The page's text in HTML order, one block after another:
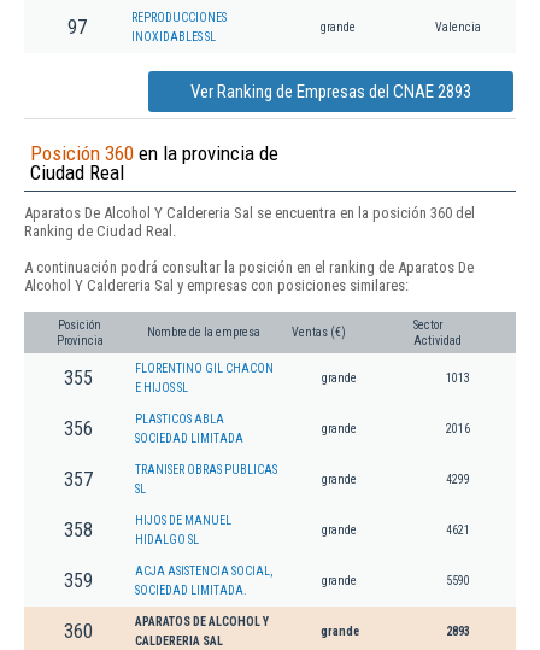
97
REPRODUCCIONES
INOXIDABLES SL
grande Valencia
Ver Ranking de Empresas del CNAE 2893
Posición 360 en la provincia de
Ciudad Real
Aparatos De Alcohol Y Caldereria Sal se encuentra en la posición 360 del
Ranking de Ciudad Real.
A continuación podrá consultar la posición en el ranking de Aparatos De
Alcohol Y Caldereria Sal y empresas con posiciones similares:
Posición
Provincia
Nombre de la empresa Ventas (€)
Sector
Actividad
355
FLORENTINO GIL CHACON
E HIJOS SL
grande 1013
356
PLASTICOS ABLA
SOCIEDAD LIMITADA
grande 2016
357
TRANISER OBRAS PUBLICAS
SL
grande 4299
358
HIJOS DE MANUEL
HIDALGO SL
grande 4621
359
ACJA ASISTENCIA SOCIAL,
SOCIEDAD LIMITADA.
grande 5590
360
APARATOS DE ALCOHOL Y
CALDERERIA SAL
grande 2893